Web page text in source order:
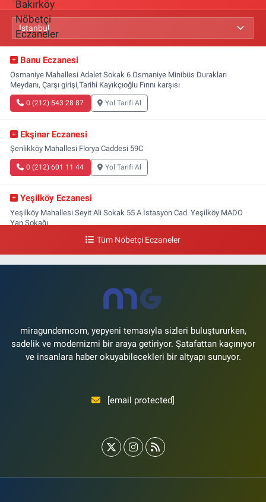
Banu Eczanesi
Osmaniye Mahallesi Adalet Sokak 6 Osmaniye Minibüs Durakları
Meydanı, Çarşı girişi,Tarihi Kayıkçıoğlu Fırını karşısı
0 (212) 543 28 87 Yol Tarifi Al
Ekşinar Eczanesi
Şenlikköy Mahallesi Florya Caddesi 59C
0 (212) 601 11 44 Yol Tarifi Al
Yeşilköy Eczanesi
Yeşilköy Mahallesi Seyit Ali Sokak 55 A İstasyon Cad. Yeşilköy MADO
Yan Sokağı
Yol Tarifi Al
Ataköy 3-4-11. Kısım Mahallesi Dr. Remzi Kazancıgil Caddesi Ataköy
4.Kısım Çarşısı No:12 Ataköy 4.Kısım Çarşısı
Tüm Nöbetçi Eczaneler
miragundemcom, yepyeni temasıyla sizleri buluştururken,
sadelik ve modernizmi bir araya getiriyor. Şatafattan kaçınıyor
ve insanlara haber okuyabilecekleri bir altyapı sunuyor.
[email protected]